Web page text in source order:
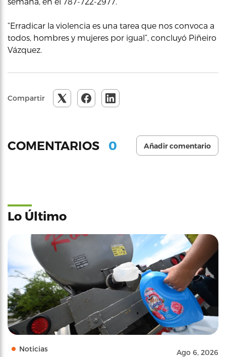
“Erradicar la violencia es una tarea que nos convoca a
todos, hombres y mujeres por igual”, concluyó Piñeiro
Vázquez.
Compartir
COMENTARIOS 0 Añadir comentario
Lo Último
Noticias Ago 6, 2026